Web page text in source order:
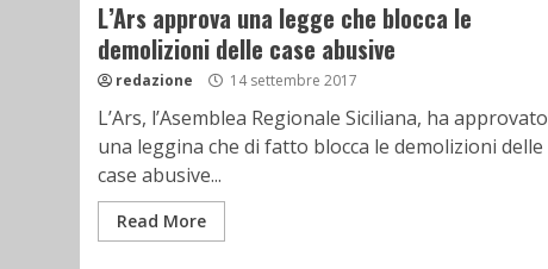
L’Ars approva una legge che blocca le
demolizioni delle case abusive
redazione 14 settembre 2017
L’Ars, l’Asemblea Regionale Siciliana, ha approvato
una leggina che di fatto blocca le demolizioni delle
case abusive...
Read More